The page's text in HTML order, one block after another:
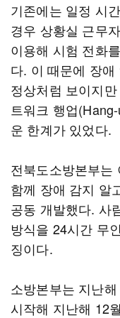
기존에는 일정 시
경우 상황실 근무
이용해 시험 전화
다. 이 때문에 장
정상처럼 보이지
트워크 행업
운 한계가 있었다.
전북도소방본부는
함께 장애 감지 알
공동 개발했다. 사
방식을 24시간 무
징이다.
소방본부는 지난
시작해 지난해 12